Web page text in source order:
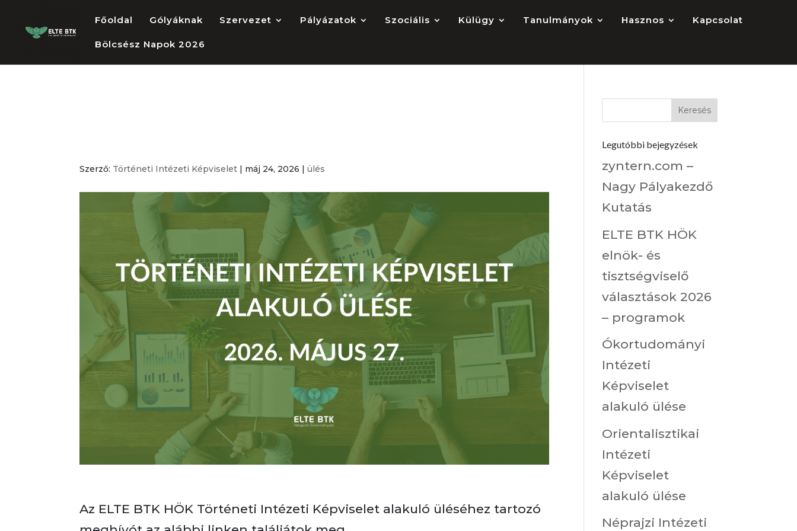
Főoldal Gólyáknak Szervezet Pályázatok Szociális Külügy Tanulmányok Hasznos Kapcsolat
Bölcsész Napok 2026
Szerző: Történeti Intézeti Képviselet | máj 24, 2026 |ülés
Az ELTE BTK HÖK Történeti Intézeti Képviselet alakuló üléséhez tartozó
Legutóbbi bejegyzések
zyntern.com –
Nagy Pályakezdő
Kutatás
ELTE BTK HÖK
elnök- és
tisztségviselő
választások 2026
– programok
Ókortudományi
Intézeti
Képviselet
alakuló ülése
Orientalisztikai
Intézeti
Képviselet
alakuló ülése
Néprajzi Intézeti